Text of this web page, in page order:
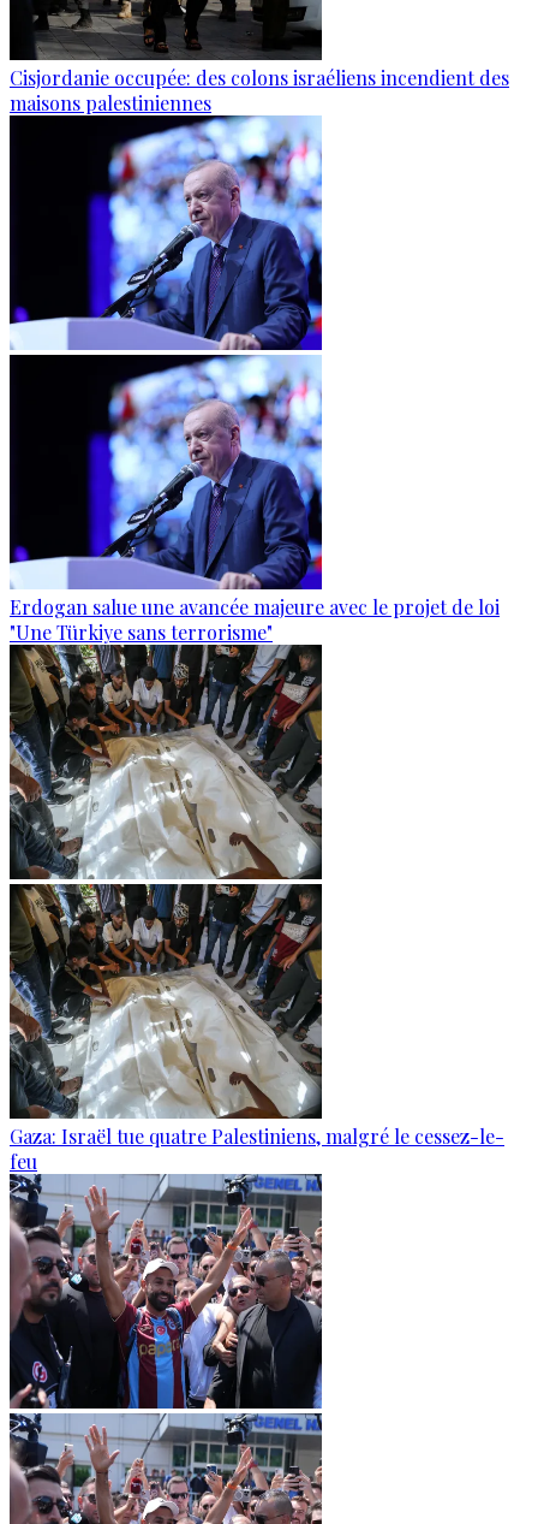
Cisjordanie occupée: des colons israéliens incendient des
maisons palestiniennes
Erdogan salue une avancée majeure avec le projet de loi
"Une Türkiye sans terrorisme"
Gaza: Israël tue quatre Palestiniens, malgré le cessez-le-
feu